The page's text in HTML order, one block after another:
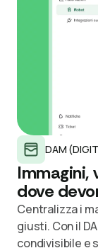
DAM
Immagini,
dove
Centralizza i
giusti. Con il
condivisibile e